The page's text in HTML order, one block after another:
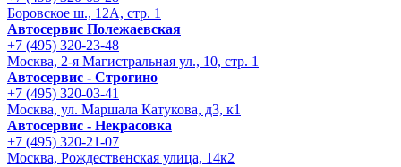
Боровское ш., 12А, стр. 1
Автосервис Полежаевская
+7 (495) 320-23-48
Москва, 2-я Магистральная ул., 10, стр. 1
Автосервис - Строгино
+7 (495) 320-03-41
Москва, ул. Маршала Катукова, д3, к1
Автосервис - Некрасовка
+7 (495) 320-21-07
Москва, Рождественская улица, 14к2